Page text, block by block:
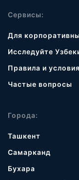
Сервисы:
Для
Исследуйте
Правила и условия
Частые вопросы
Города:
Ташкент
Самарканд
Бухара